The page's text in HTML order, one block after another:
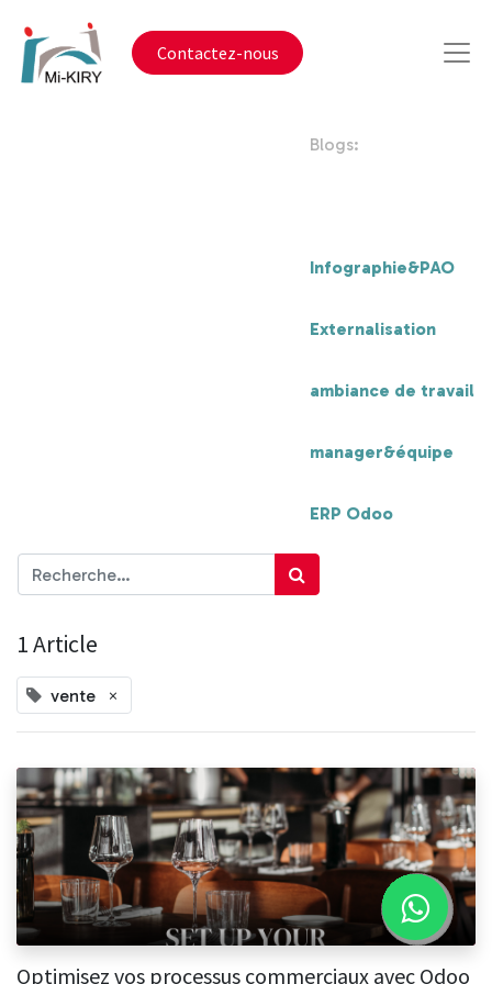
Contactez-nous
Blogs:
Infographie&PAO
Externalisation
ambiance de travail
manager&équipe
ERP Odoo
1 Article
vente ×
Optimisez vos processus commerciaux avec Odoo